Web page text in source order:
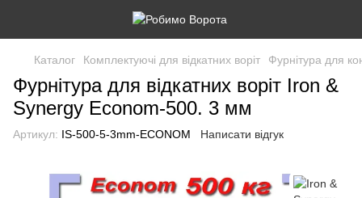
Каталог Комплектуючі для відкатних воріт Фурнітура для
Фурнітура для відкатних воріт Iron &
Synergy Econom-500. 3 мм
Артикул: IS-500-5-3mm-ECONOM Написати відгук